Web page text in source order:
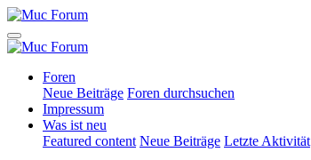
Foren
Neue Beiträge Foren durchsuchen
Impressum
Was ist neu
Featured content Neue Beiträge Letzte Aktivität